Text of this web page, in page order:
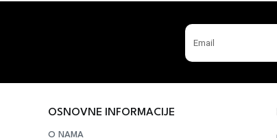
OSNOVNE INFORMACIJE
O NAMA